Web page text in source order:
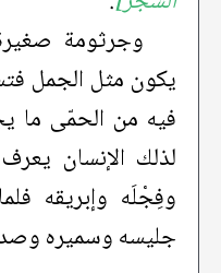
وجرثومة
يكون مثل الجمل
فيه من الحمّى ما
لذلك الإنسان
وفِجْلَه وإبريقه
جليسه وسميره